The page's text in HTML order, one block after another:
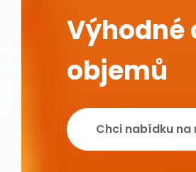
Výhodné
objemů
Chci nabídku na